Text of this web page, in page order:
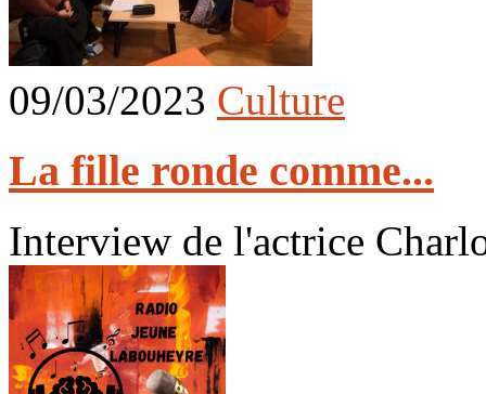
09/03/2023 Culture
La fille ronde comme...
Interview de l'actrice